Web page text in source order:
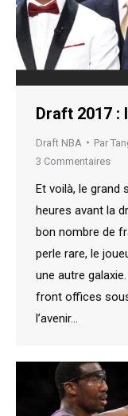
Draft 2017 :
Draft NBA Par
3 Commentaires
Et voilà, le grand
heures avant la
bon nombre de
perle rare, le
une autre
front offices
l’avenir…